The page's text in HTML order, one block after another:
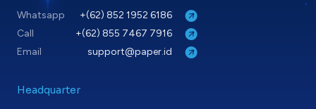
Whatsapp
+(62) 852 1952 6186
Call
+(62) 855 7467 7916
Email
support@paper.id
Headquarter